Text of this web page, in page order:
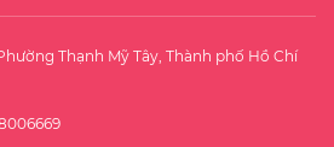
Thạnh Mỹ Tây, Thành phố Hồ Chí